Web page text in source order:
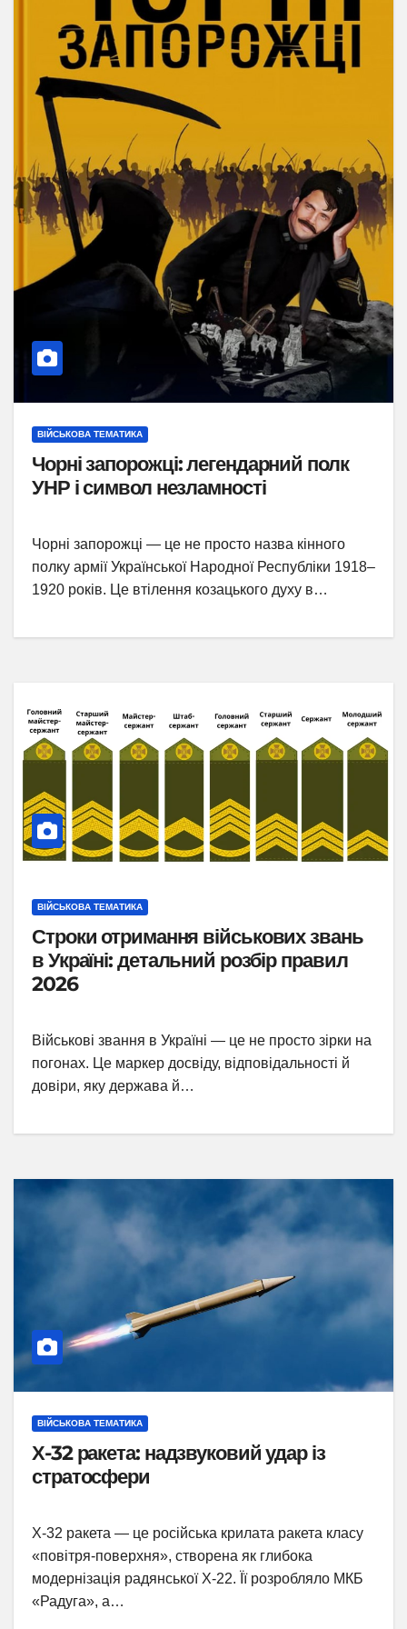
ВІЙСЬКОВА ТЕМАТИКА
Чорні запорожці: легендарний полк
УНР і символ незламності
Чорні запорожці — це не просто назва кінного
полку армії Української Народної Республіки 1918–
1920 років. Це втілення козацького духу в…
ВІЙСЬКОВА ТЕМАТИКА
Строки отримання військових звань
в Україні: детальний розбір правил
2026
Військові звання в Україні — це не просто зірки на
погонах. Це маркер досвіду, відповідальності й
довіри, яку держава й…
ВІЙСЬКОВА ТЕМАТИКА
Х-32 ракета: надзвуковий удар із
стратосфери
Х-32 ракета — це російська крилата ракета класу
«повітря-поверхня», створена як глибока
модернізація радянської Х-22. Її розробляло МКБ
«Радуга», а…